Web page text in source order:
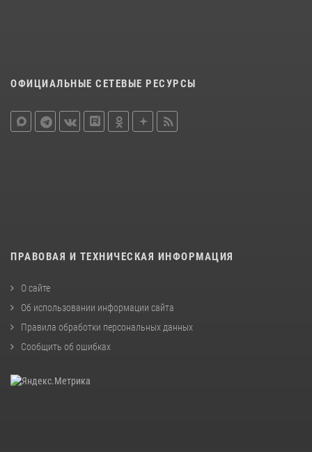
ОФИЦИАЛЬНЫЕ СЕТЕВЫЕ РЕСУРСЫ
ПРАВОВАЯ И ТЕХНИЧЕСКАЯ ИНФОРМАЦИЯ
О сайте
Об использовании информации сайта
Правила обработки персональных данных
Сообщить об ошибках